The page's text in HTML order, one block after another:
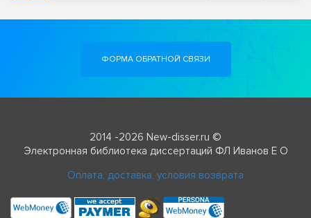
ФОРМА ОБРАТНОЙ СВЯЗИ
2014 -2026 New-disser.ru ©
Электронная библиотека диссертаций ФЛ Иванов Е О
Оплата, доставка, условия возврата